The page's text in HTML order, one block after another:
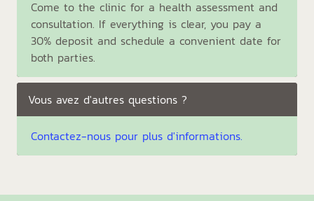
Come to the clinic for a health assessment and
consultation. If everything is clear, you pay a
30% deposit and schedule a convenient date for
both parties.
Vous avez d'autres questions ?
Contactez-nous pour plus d'informations.